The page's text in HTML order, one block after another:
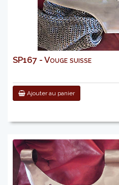
SP167 - Vouge suisse
Ajouter au panier